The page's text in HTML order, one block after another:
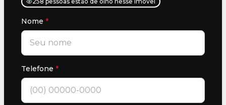
Nome *
Telefone *